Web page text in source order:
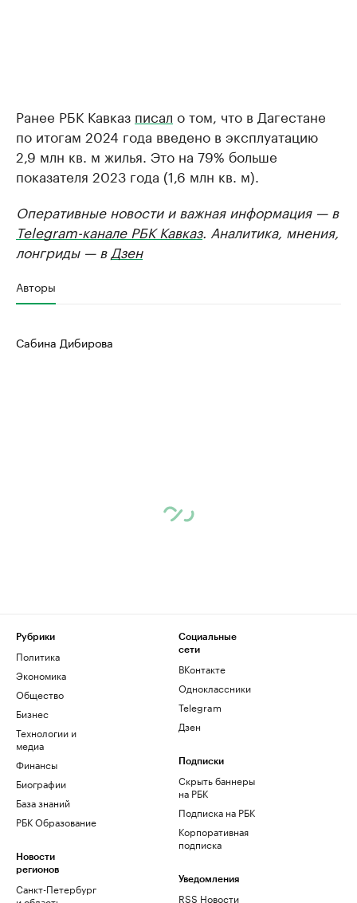
Ранее РБК Кавказ писал о том, что в Дагестане
по итогам 2024 года введено в эксплуатацию
2,9 млн кв. м жилья. Это на 79% больше
показателя 2023 года (1,6 млн кв. м).
Оперативные новости и важная информация — в
Telegram-канале РБК Кавказ. Аналитика, мнения,
лонгриды — в Дзен
Авторы
Сабина Дибирова
Рубрики
Политика
Экономика
Общество
Бизнес
Технологии и
медиа
Финансы
Биографии
База знаний
РБК Образование
Новости
регионов
Санкт-Петербург
Социальные
сети
ВКонтакте
Одноклассники
Telegram
Дзен
Подписки
Скрыть баннеры
на РБК
Подписка на РБК
Корпоративная
подписка
Уведомления
RSS Новости